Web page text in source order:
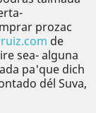
prozac
de
sea- alguna
pa'que dich
dél Suva,